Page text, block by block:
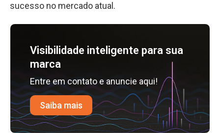
sucesso no mercado atual.
Visibilidade inteligente para sua
marca
Entre em contato e anuncie aqui!
Saiba mais